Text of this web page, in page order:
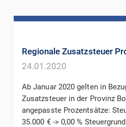
Regionale Zusatzsteuer
24.01.2020
Ab Januar 2020 gelten in
Zusatzsteuer in der Provinz
angepasste Prozentsätze:
35.000 € -> 0,00 %